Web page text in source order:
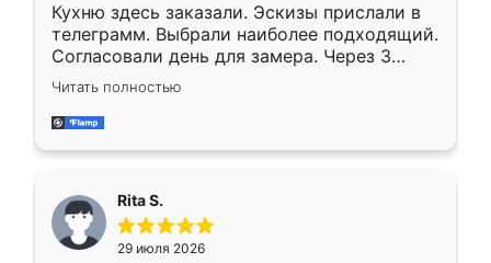
Кухню здесь заказали. Эскизы прислали в
телеграмм. Выбрали наиболее подходящий.
Согласовали день для замера. Через 3
недели кухня была уже готова. Остались
довольны работой. Спасибо Ренессанс
мебель за качественную работу!
Читать полностью
Rita S.
29 июля 2026